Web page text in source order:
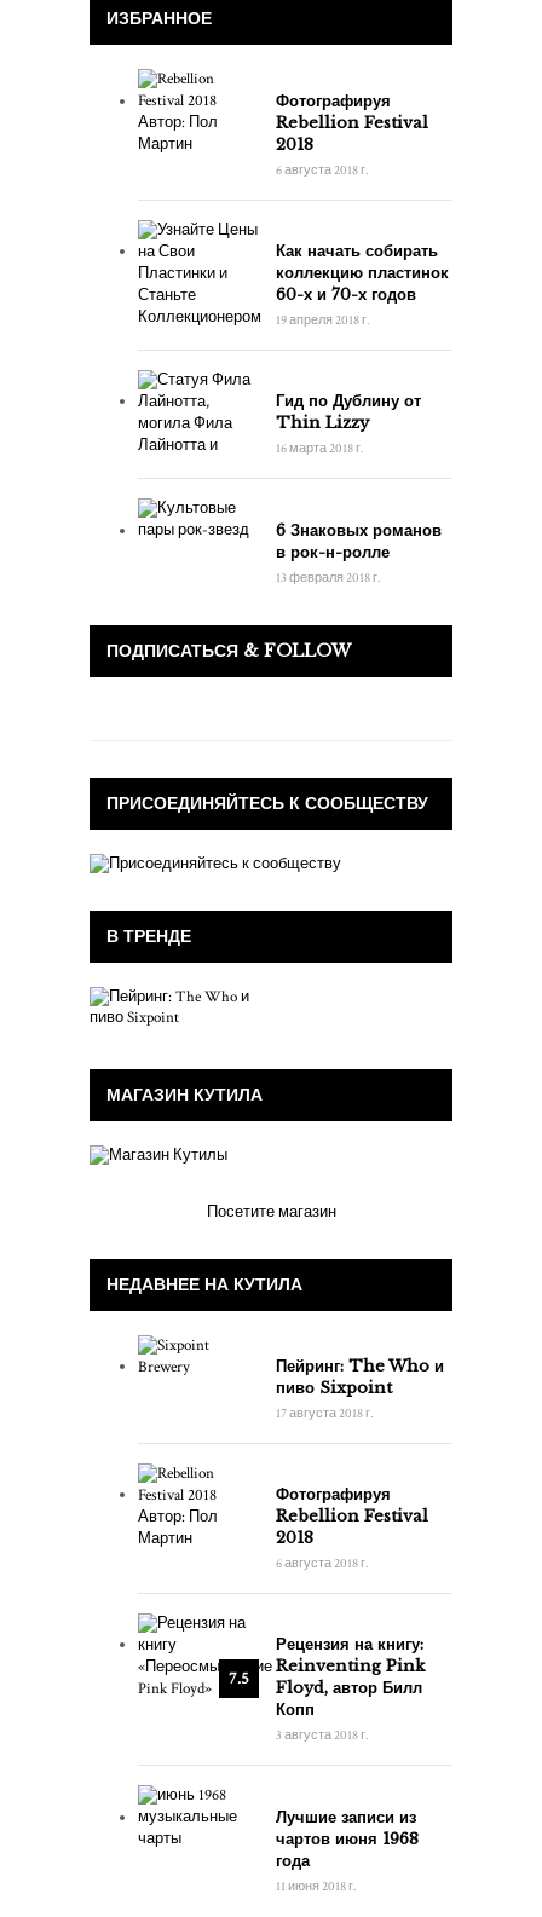
ИЗБРАННОЕ
Фотографируя
Rebellion Festival
2018
6 августа 2018 г.
Как начать собирать
коллекцию пластинок
60-х и 70-х годов
19 апреля 2018 г.
Гид по Дублину от
Thin Lizzy
16 марта 2018 г.
6 Знаковых романов
в рок-н-ролле
13 февраля 2018 г.
ПОДПИСАТЬСЯ & FOLLOW
ПРИСОЕДИНЯЙТЕСЬ К СООБЩЕСТВУ
В ТРЕНДЕ
МАГАЗИН КУТИЛА
Посетите магазин
НЕДАВНЕЕ НА КУТИЛА
Пейринг: The Who и
пиво Sixpoint
17 августа 2018 г.
Фотографируя
Rebellion Festival
2018
6 августа 2018 г.
7.5
Рецензия на книгу:
Reinventing Pink
Floyd, автор Билл
Копп
3 августа 2018 г.
Лучшие записи из
чартов июня 1968
года
11 июня 2018 г.